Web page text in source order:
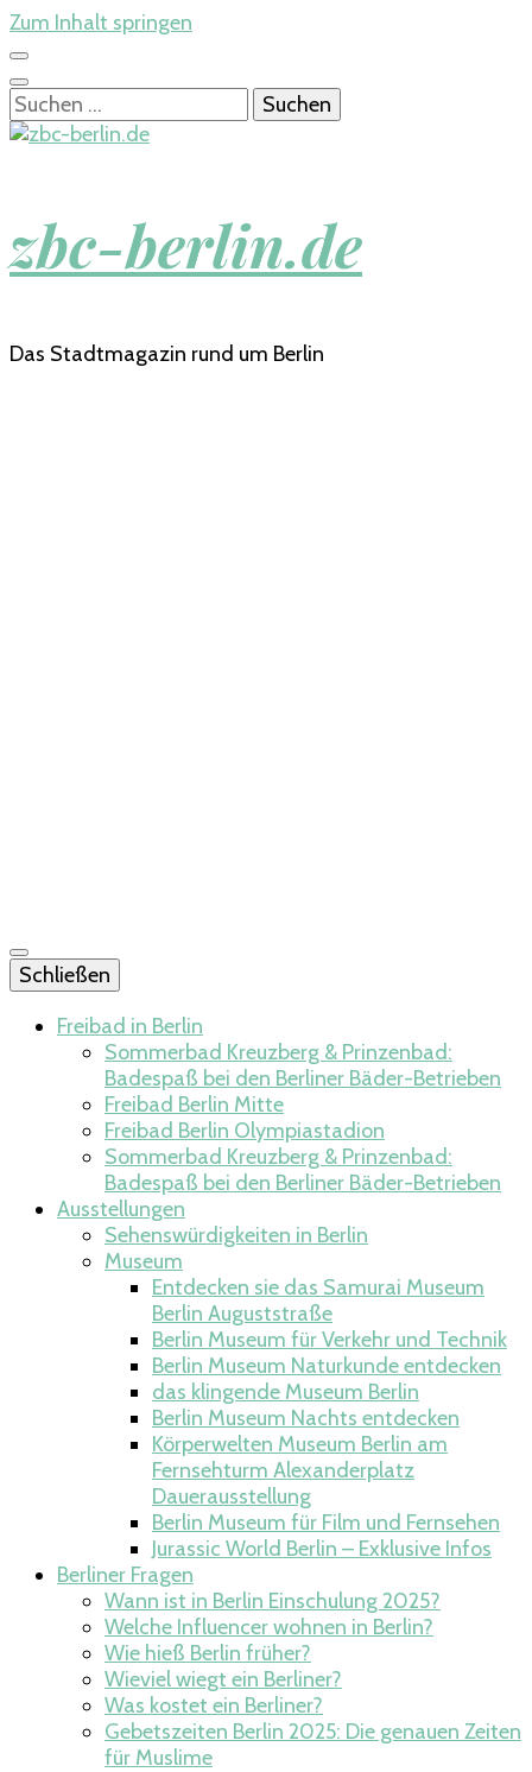
Zum Inhalt springen
Suchen
nach:
zbc-berlin.de
Das Stadtmagazin rund um Berlin
Schließen
Freibad in Berlin
Sommerbad Kreuzberg & Prinzenbad:
Badespaß bei den Berliner Bäder-Betrieben
Freibad Berlin Mitte​
Freibad Berlin Olympiastadion​
Sommerbad Kreuzberg & Prinzenbad:
Badespaß bei den Berliner Bäder-Betrieben
Ausstellungen
Sehenswürdigkeiten in Berlin
Museum
Entdecken sie das Samurai Museum
Berlin Auguststraße
Berlin Museum für Verkehr und Technik
Berlin Museum Naturkunde entdecken
das klingende Museum Berlin
Berlin Museum Nachts entdecken
Körperwelten Museum Berlin am
Fernsehturm Alexanderplatz
Dauerausstellung
Berlin Museum für Film und Fernsehen
Jurassic World Berlin – Exklusive Infos
Berliner Fragen
Wann ist in Berlin Einschulung 2025?
Welche Influencer wohnen in Berlin​?
Wie hieß Berlin früher?
Wieviel wiegt ein Berliner​?
Was kostet ein Berliner?
Gebetszeiten Berlin 2025: Die genauen Zeiten
für Muslime